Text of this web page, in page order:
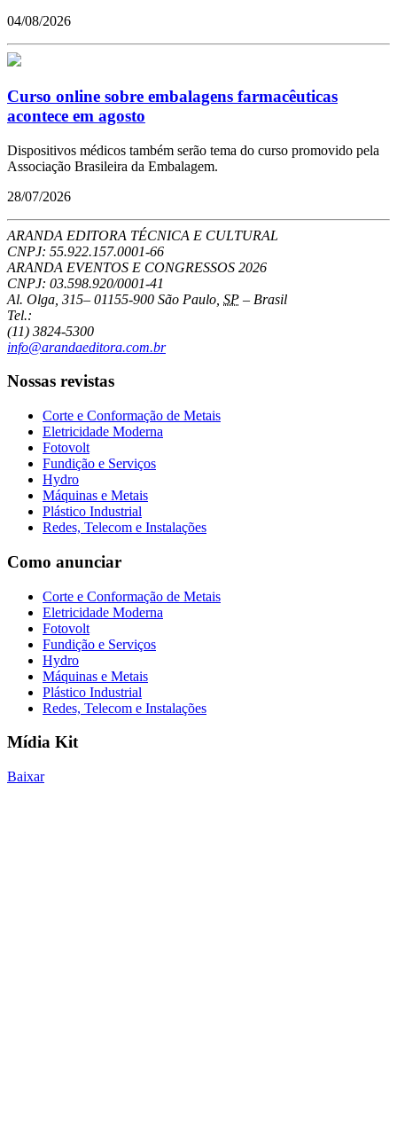
04/08/2026
Curso online sobre embalagens farmacêuticas
acontece em agosto
Dispositivos médicos também serão tema do curso promovido pela
Associação Brasileira da Embalagem.
28/07/2026
ARANDA EDITORA TÉCNICA E CULTURAL
CNPJ: 55.922.157.0001-66
ARANDA EVENTOS E CONGRESSOS 2026
CNPJ: 03.598.920/0001-41
Al. Olga, 315– 01155-900 São Paulo SP – Brasil
Tel.:
(11) 3824-5300
info@arandaeditora.com.br
Nossas revistas
Corte e Conformação de Metais
Eletricidade Moderna
Fotovolt
Fundição e Serviços
Hydro
Máquinas e Metais
Plástico Industrial
Redes, Telecom e Instalações
Como anunciar
Corte e Conformação de Metais
Eletricidade Moderna
Fotovolt
Fundição e Serviços
Hydro
Máquinas e Metais
Plástico Industrial
Redes, Telecom e Instalações
Mídia Kit
Baixar